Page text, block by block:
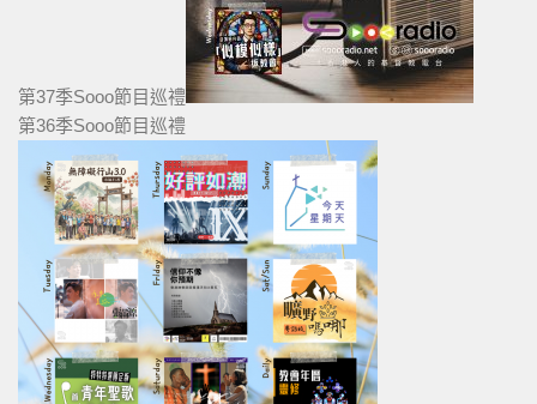
第37季Sooo節目巡禮
第36季Sooo節目巡禮